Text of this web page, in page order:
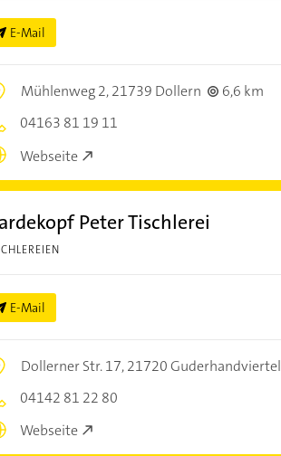
E-Mail
Mühlenweg 2,21739 Dollern
6,6 km
04163 81 19 11
Webseite
Peter Tischlerei
E-Mail
Dollerner Str. 17,21720 Guderhandviertel
04142 81 22 80
Webseite